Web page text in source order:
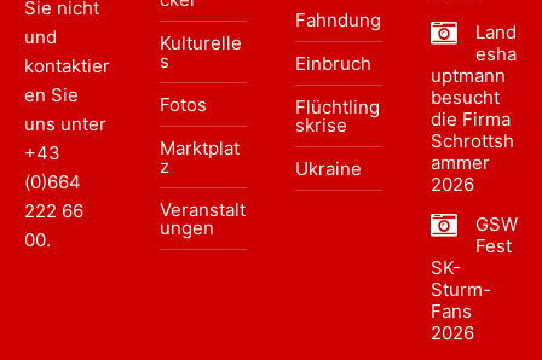
Sie nicht
und
kontaktier
en Sie
uns unter
+43
(0)664
222 66
00.
Kulturelle
s
Fotos
Marktplat
z
Veranstalt
ungen
Fahndung
Einbruch
Flüchtling
skrise
Ukraine
Land
esha
uptmann
besucht
die Firma
Schrottsh
ammer
2026
GSW
Fest
SK-
Sturm-
Fans
2026